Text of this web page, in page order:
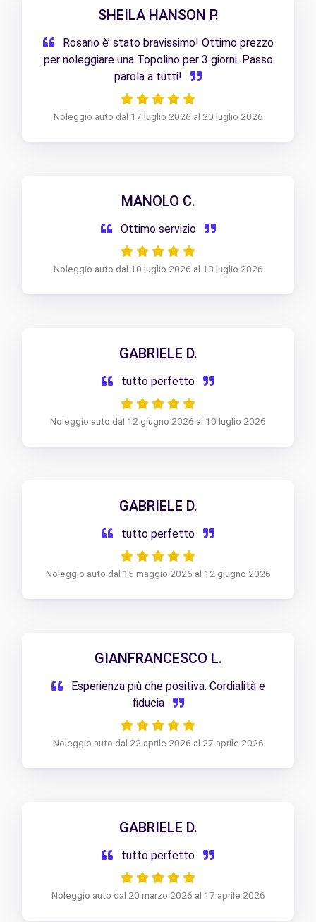
SHEILA HANSON P.
Rosario è’ stato bravissimo! Ottimo prezzo
per noleggiare una Topolino per 3 giorni. Passo
parola a tutti!
Noleggio auto dal 17 luglio 2026 al 20 luglio 2026
MANOLO C.
Ottimo servizio
Noleggio auto dal 10 luglio 2026 al 13 luglio 2026
GABRIELE D.
tutto perfetto
Noleggio auto dal 12 giugno 2026 al 10 luglio 2026
GABRIELE D.
tutto perfetto
Noleggio auto dal 15 maggio 2026 al 12 giugno 2026
GIANFRANCESCO L.
Esperienza più che positiva. Cordialità e
fiducia
Noleggio auto dal 22 aprile 2026 al 27 aprile 2026
GABRIELE D.
tutto perfetto
Noleggio auto dal 20 marzo 2026 al 17 aprile 2026